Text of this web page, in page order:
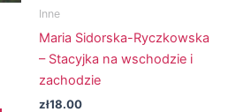
Inne
Maria Sidorska-Ryczkowska
– Stacyjka na wschodzie i
zachodzie
zł18.00